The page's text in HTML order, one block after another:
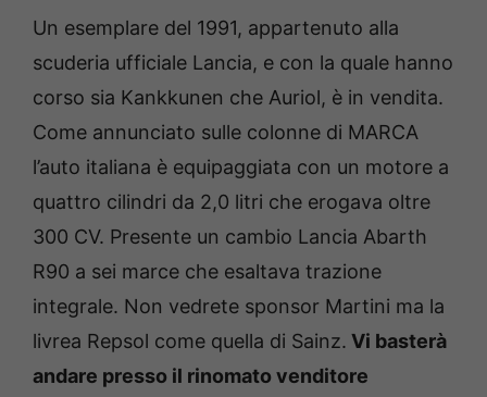
Un esemplare del 1991, appartenuto alla
scuderia ufficiale Lancia, e con la quale hanno
corso sia Kankkunen che Auriol, è in vendita.
Come annunciato sulle colonne di MARCA
l’auto italiana è equipaggiata con un motore a
quattro cilindri da 2,0 litri che erogava oltre
300 CV. Presente un cambio Lancia Abarth
R90 a sei marce che esaltava trazione
integrale. Non vedrete sponsor Martini ma la
livrea Repsol come quella di Sainz. Vi basterà
andare presso il rinomato venditore